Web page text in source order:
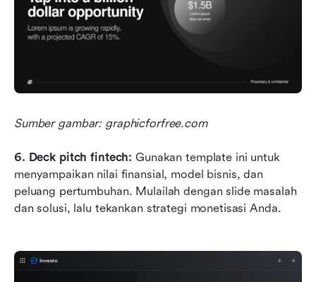
Sumber gambar: graphicforfree.com
6. Deck pitch fintech: Gunakan template ini untuk
menyampaikan nilai finansial, model bisnis, dan
peluang pertumbuhan. Mulailah dengan slide masalah
dan solusi, lalu tekankan strategi monetisasi Anda.